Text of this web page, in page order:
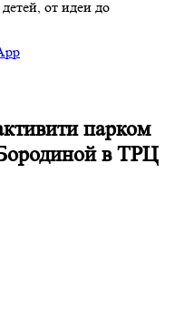
от идеи до
парком
в ТРЦ